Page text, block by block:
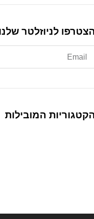
לניוזלטר
המובילות